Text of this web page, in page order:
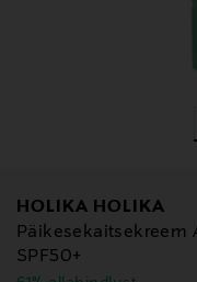
HOLIKA HOLIKA
Päikesekaitsekreem
SPF50+